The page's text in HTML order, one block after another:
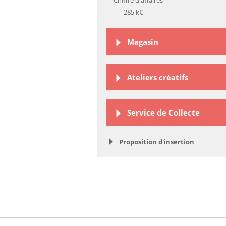
- 285 k€
Magasin
Ateliers créatifs
Service de Collecte
Proposition d'insertion